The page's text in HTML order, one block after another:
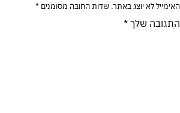
האימייל לא יוצג באתר. שדות החובה מסומנים *
התגובה שלך *